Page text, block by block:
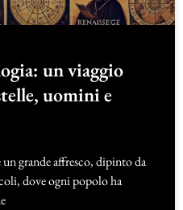
un viaggio
uomini e
un grande affresco, dipinto da
dove ogni popolo ha